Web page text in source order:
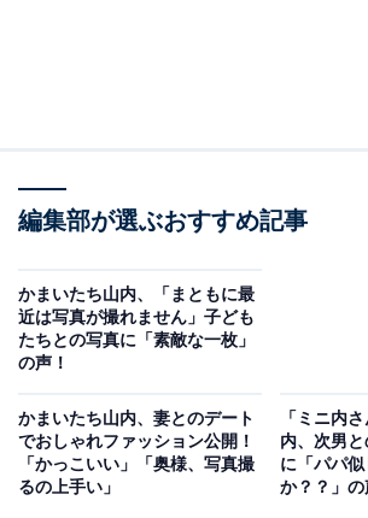
編集部が選ぶおすすめ記事
かまいたち山内、「まともに最
近は写真が撮れません」子ども
たちとの写真に「素敵な一枚」
の声！
かまいたち山内、妻とのデート
でおしゃれファッション公開！
「かっこいい」「奥様、写真撮
るの上手い」
「ミニ内
内、次男
に「パパ
か？？」の